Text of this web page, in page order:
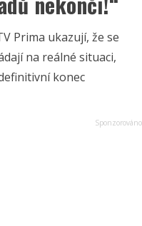
Prima ukazují, že se
na reálné situaci,
konec